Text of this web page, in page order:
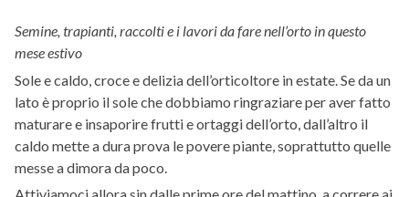
Semine, trapianti, raccolti e i lavori da fare nell’orto in questo
mese estivo
Sole e caldo, croce e delizia dell’orticoltore in estate. Se da un
lato è proprio il sole che dobbiamo ringraziare per aver fatto
maturare e insaporire frutti e ortaggi dell’orto, dall’altro il
caldo mette a dura prova le povere piante, soprattutto quelle
messe a dimora da poco.